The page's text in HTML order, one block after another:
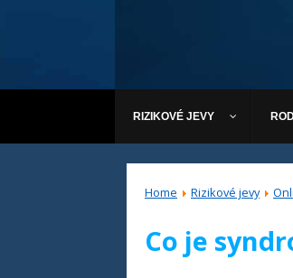
RIZIKOVÉ JEVY
Home Rizikové jevy
Co je